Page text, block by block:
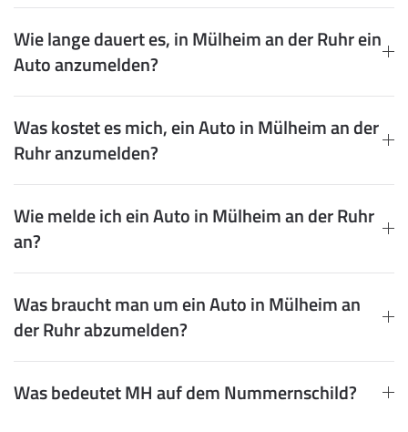
Wie lange dauert es, in Mülheim an der Ruhr ein
Auto anzumelden?
Was kostet es mich, ein Auto in Mülheim an der
Ruhr anzumelden?
Wie melde ich ein Auto in Mülheim an der Ruhr
an?
Was braucht man um ein Auto in Mülheim an
der Ruhr abzumelden?
Was bedeutet MH auf dem Nummernschild?